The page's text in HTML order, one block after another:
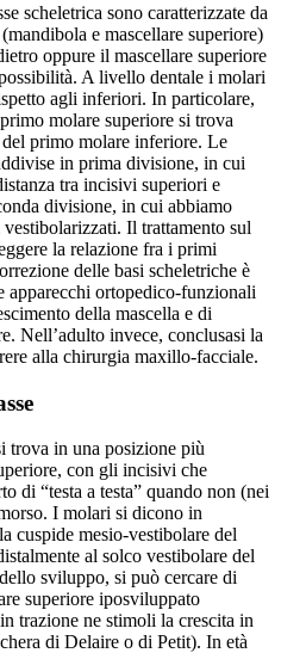
scheletrica sono caratterizzate da
e mascellare superiore)
oppure il mascellare superiore
A livello dentale i molari
agli inferiori. In particolare,
molare superiore si trova
primo molare inferiore. Le
in prima divisione, in cui
tra incisivi superiori e
divisione, in cui abbiamo
Il trattamento sul
la relazione fra i primi
delle basi scheletriche è
ortopedico-funzionali
della mascella e di
Nell’adulto invece, conclusasi la
alla chirurgia maxillo-facciale.
trova in una posizione più
con gli incisivi che
di “testa a testa” quando non (nei
I molari si dicono in
cuspide mesio-vestibolare del
al solco vestibolare del
sviluppo, si può cercare di
superiore iposviluppato
trazione ne stimoli la crescita in
di Delaire o di Petit). In età